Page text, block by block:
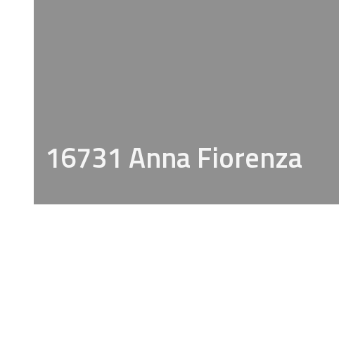
16731 Anna Fiorenza